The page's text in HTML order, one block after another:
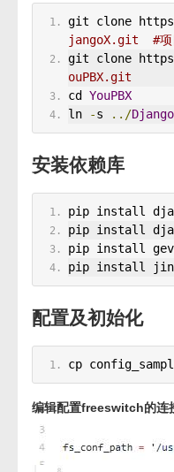
git clone https
jangoX.git  #项
git clone https
ouPBX.git
cd YouPBX
ln
-s ../
安装依赖库
pip install
pip install
pip install
pip install
配置及初始化
cp
编辑配置freeswitch的连